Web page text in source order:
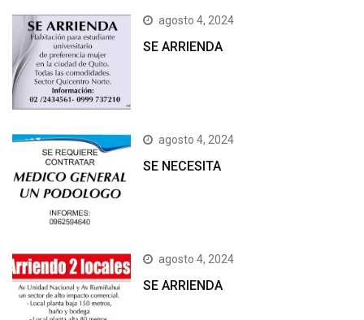
agosto 4, 2024
SE ARRIENDA
agosto 4, 2024
SE NECESITA
agosto 4, 2024
SE ARRIENDA